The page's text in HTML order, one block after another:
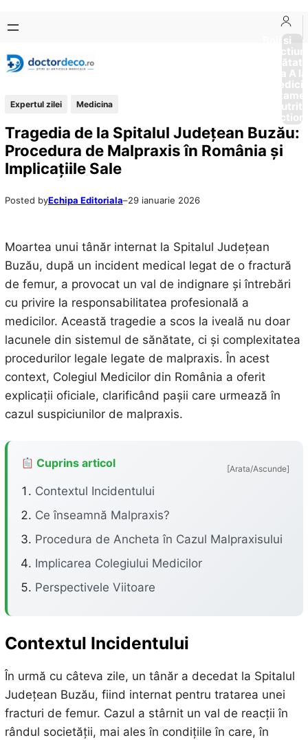
conținut
content
Boli si
Afectiuni
Sănătate
de la A
Expertul zilei Medicina
Tragedia de la Spitalul Județean Buzău:
Procedura de Malpraxis în România și
Implicațiile Sale
Posted byEchipa Editoriala–29 ianuarie 2026
Moartea unui tânăr internat la Spitalul Județean
Buzău, după un incident medical legat de o fractură
de femur, a provocat un val de indignare și întrebări
cu privire la responsabilitatea profesională a
medicilor. Această tragedie a scos la iveală nu doar
lacunele din sistemul de sănătate, ci și complexitatea
procedurilor legale legate de malpraxis. În acest
context, Colegiul Medicilor din România a oferit
explicații oficiale, clarificând pașii care urmează în
cazul suspiciunilor de malpraxis.
Cuprins articol [Arata/Ascunde]
Contextul Incidentului
Ce înseamnă Malpraxis?
Procedura de Ancheta în Cazul Malpraxisului
Implicarea Colegiului Medicilor
Perspectivele Viitoare
Contextul Incidentului
În urmă cu câteva zile, un tânăr a decedat la Spitalul
Județean Buzău, fiind internat pentru tratarea unei
fracturi de femur. Cazul a stârnit un val de reacții în
rândul societății, mai ales în condițiile în care, în